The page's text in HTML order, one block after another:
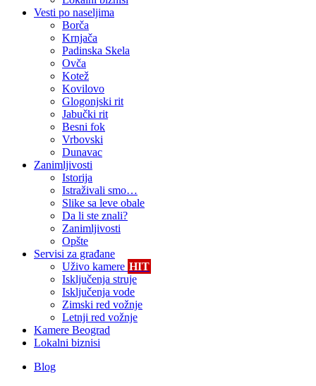
Vesti po naseljima
Borča
Krnjača
Padinska Skela
Ovča
Kotež
Kovilovo
Glogonjski rit
Jabučki rit
Besni fok
Vrbovski
Dunavac
Zanimljivosti
Istorija
Istraživali smo…
Slike sa leve obale
Da li ste znali?
Zanimljivosti
Opšte
Servisi za građane
Uživo kamere HIT
Isključenja struje
Isključenja vode
Zimski red vožnje
Letnji red vožnje
Kamere Beograd
Lokalni biznisi
Blog